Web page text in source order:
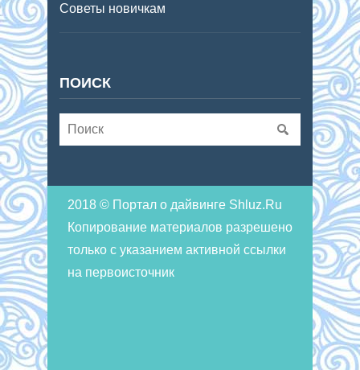
Советы новичкам
ПОИСК
2018 © Портал о дайвинге Shluz.Ru
Копирование материалов разрешено
только с указанием активной ссылки
на первоисточник